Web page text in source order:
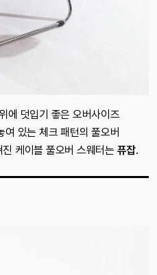
에 덧입기 좋은 오버사이즈
여 있는 체크 패턴의 풀오버
케이블 풀오버 스웨터는 퓨잡.